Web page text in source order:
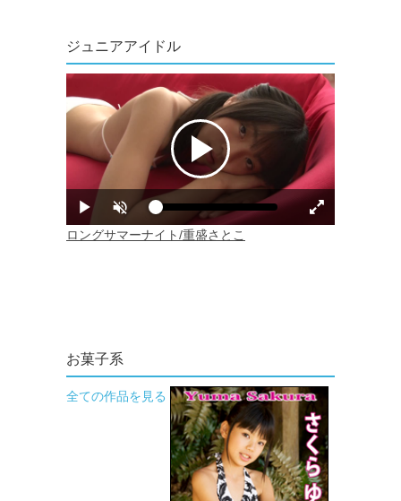
ジュニアアイドル
お菓子系
全ての作品を見る